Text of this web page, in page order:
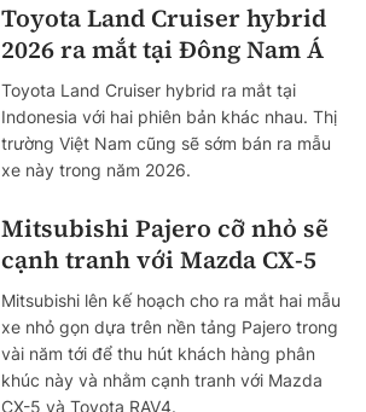
Toyota Land Cruiser hybrid
2026 ra mắt tại Đông Nam Á
Toyota Land Cruiser hybrid ra mắt tại
Indonesia với hai phiên bản khác nhau. Thị
trường Việt Nam cũng sẽ sớm bán ra mẫu
xe này trong năm 2026.
Mitsubishi Pajero cỡ nhỏ sẽ
cạnh tranh với Mazda CX-5
Mitsubishi lên kế hoạch cho ra mắt hai mẫu
xe nhỏ gọn dựa trên nền tảng Pajero trong
vài năm tới để thu hút khách hàng phân
khúc này và nhằm cạnh tranh với Mazda
CX-5 và Toyota RAV4.